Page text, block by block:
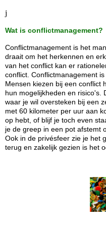
j
Wat is conflictmanagement?
Conflictmanagement is het
draait om het herkennen en
van het conflict kan er
conflict. Conflictmanagement
Mensen kiezen bij een conflict
hun mogelijkheden en risico's.
waar je wil oversteken bij een
met 60 kilometer per uur aan
op hebt, of blijf je toch even
je de greep in een pot afstemt
Ook in de privésfeer zie je het
terug en zakelijk gezien is het